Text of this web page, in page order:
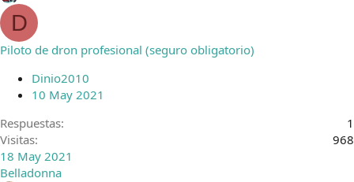
D
Piloto de dron profesional (seguro obligatorio)
Dinio2010
10 May 2021
Respuestas
1
Visitas
968
18 May 2021
Belladonna